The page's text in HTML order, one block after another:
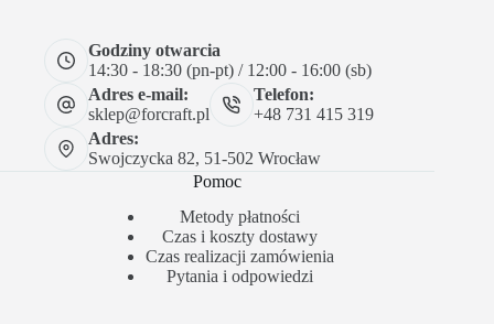
Godziny otwarcia
14:30 - 18:30 (pn-pt) / 12:00 - 16:00 (sb)
Adres e-mail:
sklep@forcraft.pl
Telefon:
+48 731 415 319
Adres:
Swojczycka 82, 51-502 Wrocław
Pomoc
Metody płatności
Czas i koszty dostawy
Czas realizacji zamówienia
Pytania i odpowiedzi